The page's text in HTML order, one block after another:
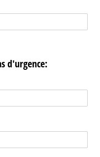
d'urgence: